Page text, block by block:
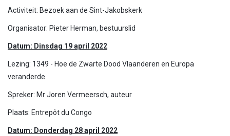
Activiteit: Bezoek aan de Sint-Jakobskerk
Organisator: Pieter Herman, bestuurslid
Datum: Dinsdag 19 april 2022
Lezing: 1349 - Hoe de Zwarte Dood Vlaanderen en Europa
veranderde
Spreker: Mr Joren Vermeersch, auteur
Plaats: Entrepôt du Congo
Datum: Donderdag 28 april 2022